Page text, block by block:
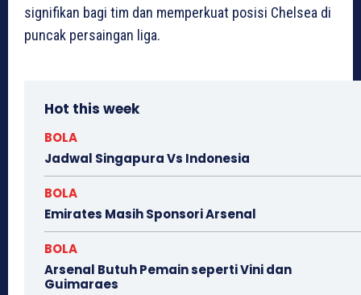
signifikan bagi tim dan memperkuat posisi Chelsea di
puncak persaingan liga.
Hot this week
BOLA
Jadwal Singapura Vs Indonesia
BOLA
Emirates Masih Sponsori Arsenal
BOLA
Arsenal Butuh Pemain seperti Vini dan
Guimaraes